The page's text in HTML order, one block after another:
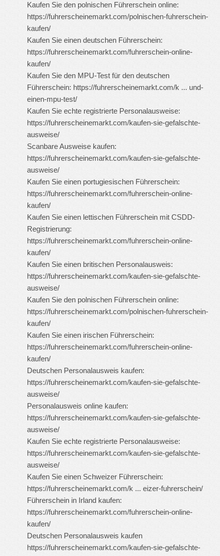
Kaufen Sie den polnischen Führerschein online:
https://fuhrerscheinemarkt.com/polnischen-fuhrerschein-
kaufen/
Kaufen Sie einen deutschen Führerschein:
https://fuhrerscheinemarkt.com/fuhrerschein-online-
kaufen/
Kaufen Sie den MPU-Test für den deutschen
Führerschein: https://fuhrerscheinemarkt.com/k ... und-
einen-mpu-test/
Kaufen Sie echte registrierte Personalausweise:
https://fuhrerscheinemarkt.com/kaufen-sie-gefalschte-
ausweise/
Scanbare Ausweise kaufen:
https://fuhrerscheinemarkt.com/kaufen-sie-gefalschte-
ausweise/
Kaufen Sie einen portugiesischen Führerschein:
https://fuhrerscheinemarkt.com/fuhrerschein-online-
kaufen/
Kaufen Sie einen lettischen Führerschein mit CSDD-
Registrierung:
https://fuhrerscheinemarkt.com/fuhrerschein-online-
kaufen/
Kaufen Sie einen britischen Personalausweis:
https://fuhrerscheinemarkt.com/kaufen-sie-gefalschte-
ausweise/
Kaufen Sie den polnischen Führerschein online:
https://fuhrerscheinemarkt.com/polnischen-fuhrerschein-
kaufen/
Kaufen Sie einen irischen Führerschein:
https://fuhrerscheinemarkt.com/fuhrerschein-online-
kaufen/
Deutschen Personalausweis kaufen:
https://fuhrerscheinemarkt.com/kaufen-sie-gefalschte-
ausweise/
Personalausweis online kaufen:
https://fuhrerscheinemarkt.com/kaufen-sie-gefalschte-
ausweise/
Kaufen Sie echte registrierte Personalausweise:
https://fuhrerscheinemarkt.com/kaufen-sie-gefalschte-
ausweise/
Kaufen Sie einen Schweizer Führerschein:
https://fuhrerscheinemarkt.com/k ... eizer-fuhrerschein/
Führerschein in Irland kaufen:
https://fuhrerscheinemarkt.com/fuhrerschein-online-
kaufen/
Deutschen Personalausweis kaufen
https://fuhrerscheinemarkt.com/kaufen-sie-gefalschte-